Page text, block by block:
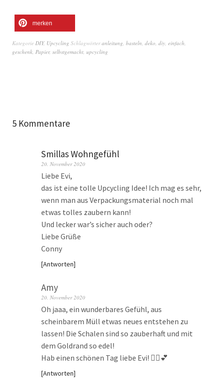
merken
Kategorie DIY, Upcycling Schlagwörteranleitung, basteln, deko, diy, einfach,
geschenk, Papier, selbstgemacht, upcycling
5 Kommentare
Smillas Wohngefühl
20. November 2020
Liebe Evi,
das ist eine tolle Upcycling Idee! Ich mag es sehr,
wenn man aus Verpackungsmaterial noch mal
etwas tolles zaubern kann!
Und lecker war’s sicher auch oder?
Liebe Grüße
Conny
Antworten
Amy
20. November 2020
Oh jaaa, ein wunderbares Gefühl, aus
scheinbarem Müll etwas neues entstehen zu
lassen! Die Schalen sind so zauberhaft und mit
dem Goldrand so edel!
Hab einen schönen Tag liebe Evi! 🙋‍♀️💕
Antworten